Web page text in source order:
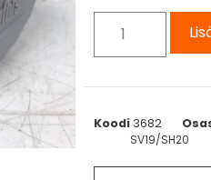
Koodi 3682
SV19/SH20